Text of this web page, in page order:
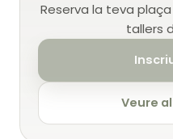
Reserva la teva
tallers
Veure